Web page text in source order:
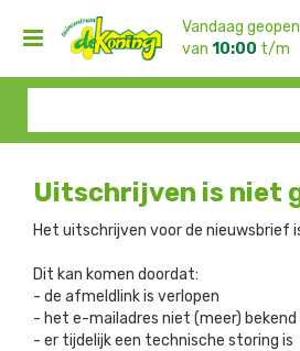
a
c
Vandaag
van 10:00 t/m
Meerweg 3,
551331
Uitschrijven is niet
Het uitschrijven voor de nieuwsbrief
Dit kan komen doordat:
- de afmeldlink is verlopen
- het e-mailadres niet (meer) bekend
- er tijdelijk een technische storing is